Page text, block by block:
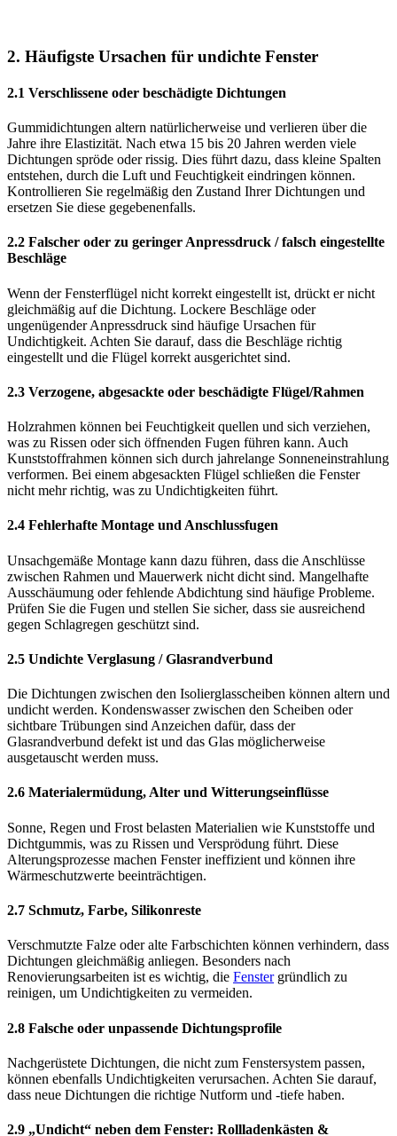
2. Häufigste Ursachen für undichte Fenster
2.1 Verschlissene oder beschädigte Dichtungen
Gummidichtungen altern natürlicherweise und verlieren über die
Jahre ihre Elastizität. Nach etwa 15 bis 20 Jahren werden viele
Dichtungen spröde oder rissig. Dies führt dazu, dass kleine Spalten
entstehen, durch die Luft und Feuchtigkeit eindringen können.
Kontrollieren Sie regelmäßig den Zustand Ihrer Dichtungen und
ersetzen Sie diese gegebenenfalls.
2.2 Falscher oder zu geringer Anpressdruck / falsch eingestellte
Beschläge
Wenn der Fensterflügel nicht korrekt eingestellt ist, drückt er nicht
gleichmäßig auf die Dichtung. Lockere Beschläge oder
ungenügender Anpressdruck sind häufige Ursachen für
Undichtigkeit. Achten Sie darauf, dass die Beschläge richtig
eingestellt und die Flügel korrekt ausgerichtet sind.
2.3 Verzogene, abgesackte oder beschädigte Flügel/Rahmen
Holzrahmen können bei Feuchtigkeit quellen und sich verziehen,
was zu Rissen oder sich öffnenden Fugen führen kann. Auch
Kunststoffrahmen können sich durch jahrelange Sonneneinstrahlung
verformen. Bei einem abgesackten Flügel schließen die Fenster
nicht mehr richtig, was zu Undichtigkeiten führt.
2.4 Fehlerhafte Montage und Anschlussfugen
Unsachgemäße Montage kann dazu führen, dass die Anschlüsse
zwischen Rahmen und Mauerwerk nicht dicht sind. Mangelhafte
Ausschäumung oder fehlende Abdichtung sind häufige Probleme.
Prüfen Sie die Fugen und stellen Sie sicher, dass sie ausreichend
gegen Schlagregen geschützt sind.
2.5 Undichte Verglasung / Glasrandverbund
Die Dichtungen zwischen den Isolierglasscheiben können altern und
undicht werden. Kondenswasser zwischen den Scheiben oder
sichtbare Trübungen sind Anzeichen dafür, dass der
Glasrandverbund defekt ist und das Glas möglicherweise
ausgetauscht werden muss.
2.6 Materialermüdung, Alter und Witterungseinflüsse
Sonne, Regen und Frost belasten Materialien wie Kunststoffe und
Dichtgummis, was zu Rissen und Versprödung führt. Diese
Alterungsprozesse machen Fenster ineffizient und können ihre
Wärmeschutzwerte beeinträchtigen.
2.7 Schmutz, Farbe, Silikonreste
Verschmutzte Falze oder alte Farbschichten können verhindern, dass
Dichtungen gleichmäßig anliegen. Besonders nach
Renovierungsarbeiten ist es wichtig, die Fenstergründlich zu
reinigen, um Undichtigkeiten zu vermeiden.
2.8 Falsche oder unpassende Dichtungsprofile
Nachgerüstete Dichtungen, die nicht zum Fenstersystem passen,
können ebenfalls Undichtigkeiten verursachen. Achten Sie darauf,
dass neue Dichtungen die richtige Nutform und -tiefe haben.
2.9 „Undicht“ neben dem Fenster: Rollladenkästen &